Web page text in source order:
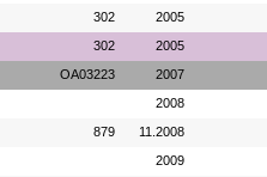
302 2005
302 2005
OA03223 2007
2008
879 11.2008
2009